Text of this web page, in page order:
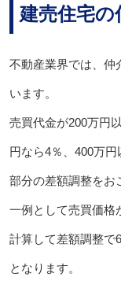
建売住宅の
不動産業界では、仲
います。
売買代金が200万円
円なら4％、400万
部分の差額調整をお
一例として売買価格
計算して差額調整で
となります。